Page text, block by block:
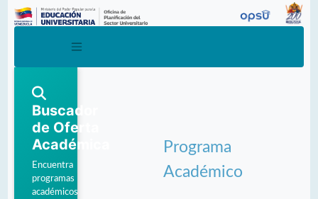
Buscador
de Oferta
Académica
Encuentra
programas
académicos
Programa
Académico